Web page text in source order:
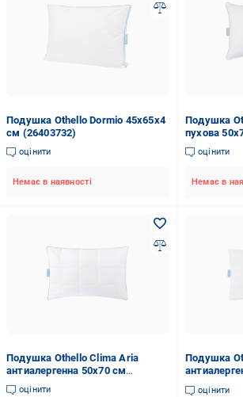
Подушка Othello Dormio 45х65х4
см (26403732)
оцінити
Немає в наявності
Подушка
пухова
оцінити
Немає в
Подушка Othello Clima Aria
антиалергенна 50х70 см
(12856432)
оцінити
Подушка
(12856427)
оцінити